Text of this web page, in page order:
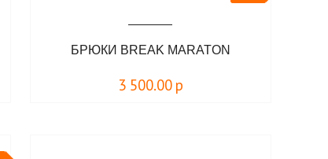
БРЮКИ BREAK MARATON
3 500.00 р